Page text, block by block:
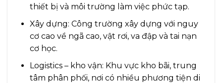
thiết bị và môi trường làm việc phức tạp.
Xây dựng: Công trường xây dựng với nguy
cơ cao về ngã cao, vật rơi, va đập và tai nạn
cơ học.
Logistics – kho vận: Khu vực kho bãi, trung
tâm phân phối, nơi có nhiều phương tiện di